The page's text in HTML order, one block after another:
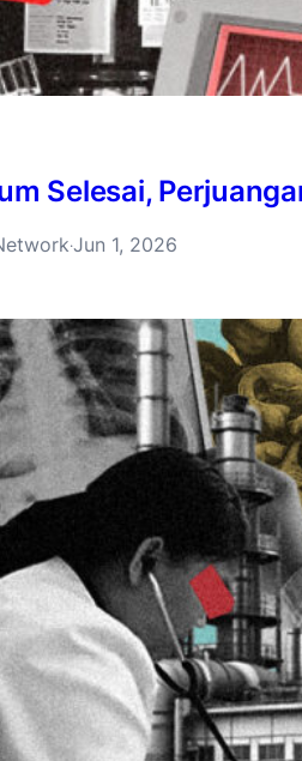
Selesai,
·Jun 1, 2026